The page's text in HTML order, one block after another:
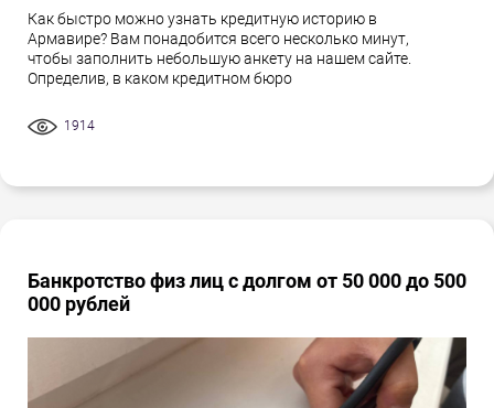
Как быстро можно узнать кредитную историю в
Армавире? Вам понадобится всего несколько минут,
чтобы заполнить небольшую анкету на нашем сайте.
Определив, в каком кредитном бюро
1914
Банкротство физ лиц с долгом от 50 000 до 500
000 рублей